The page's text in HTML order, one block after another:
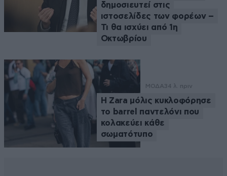
δημοσιευτεί στις
ιστοσελίδες των φορέων –
Τι θα ισχύει από 1η
Οκτωβρίου
ΜΟΔΑ34 λ. πριν
Η Zara μόλις κυκλοφόρησε
το barrel παντελόνι που
κολακεύει κάθε
σωματότυπο